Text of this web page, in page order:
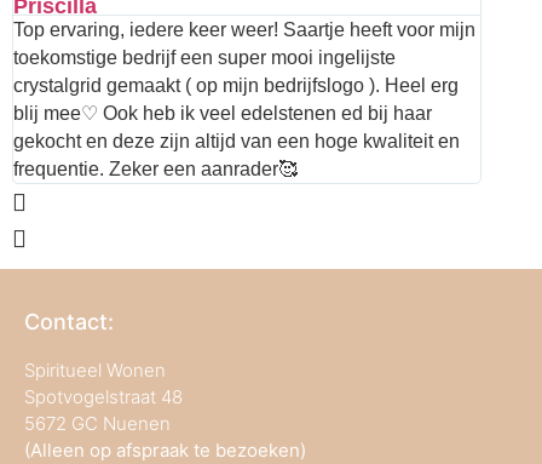
Top ervaring, iedere keer weer! Saartje heeft voor mijn
toekomstige bedrijf een super mooi ingelijste
crystalgrid gemaakt ( op mijn bedrijfslogo ). Heel erg
blij mee♡ Ook heb ik veel edelstenen ed bij haar
gekocht en deze zijn altijd van een hoge kwaliteit en
frequentie. Zeker een aanrader🥰
Contact:
Spiritueel Wonen
Spotvogelstraat 48
5672 GC Nuenen
(Alleen op afspraak te bezoeken)